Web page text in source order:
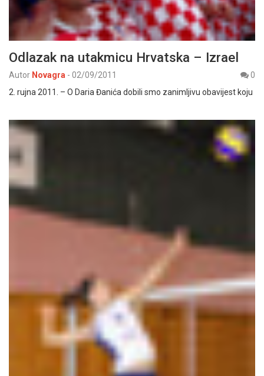
Odlazak na utakmicu Hrvatska – Izrael
Autor Novagra - 02/09/2011
0
2. rujna 2011. – O Daria Đanića dobili smo zanimljivu obavijest koju